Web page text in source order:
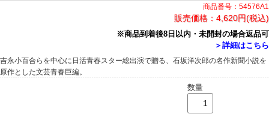
商品番号：54576A1
販売価格： 4,620円(税込)
※商品到着後8日以内・未開封の場合返品可
＞詳細はこちら
吉永小百合らを中心に日活青春スター総出演で贈る、石坂洋次郎の名作新聞小説を
原作とした文芸青春巨編。
数量